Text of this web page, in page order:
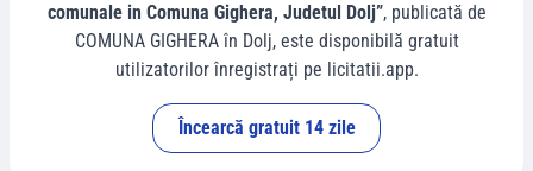
comunale in Comuna Gighera, Judetul Dolj”, publicată de
COMUNA GIGHERAîn Dolj, este disponibilă gratuit
utilizatorilor înregistrați pe licitatii.app.
Încearcă gratuit 14 zile